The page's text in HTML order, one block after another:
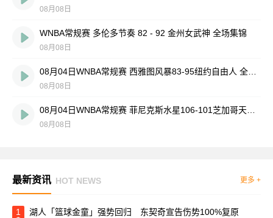
08月08日
WNBA常规赛 多伦多节奏 82 - 92 金州女武神 全场集锦
08月08日
08月08日
08月08日
最新资讯 HOT NEWS 更多 +
1 湖人「篮球金童」强势回归 东契奇宣告伤势100%复原